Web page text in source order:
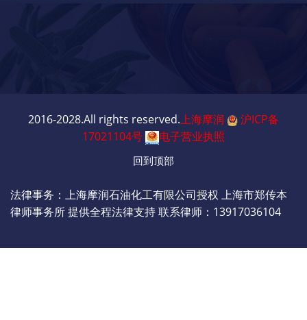
2016-2028.All rights reserved.上海摩润
沪ICP备
17021104号
电子营业执照
回到顶部
法律事务：上海摩润石油化工有限公司授权 上海市郑传本
律师事务所 提供全程法律支持 联系律师：13917036104